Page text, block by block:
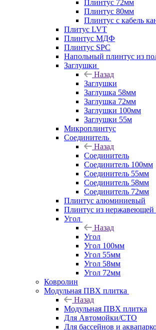
Плинтус 72мм
Плинтус 80мм
Плинтус с кабель
Плитус LVT
Плинтус МДФ
Плинтус SPC
Напольный плинтус из
Заглушки
Назад
Заглушки
Заглушка 58мм
Заглушка 72мм
Заглушки 100мм
Заглушки 55м
Микроплинтус
Соединитель
Назад
Соединитель
Соединитель 100мм
Соединитель 55мм
Соединитель 58мм
Соединитель 72мм
Плинтус алюминиевый
Плинтус из нержавеющей
Угол
Назад
Угол
Угол 100мм
Угол 55мм
Угол 58мм
Угол 72мм
Ковролин
Модульная ПВХ плитка
Назад
Модульная ПВХ плитка
Для Автомойки/СТО
Для бассейнов и